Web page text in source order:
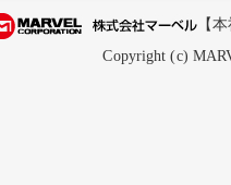
【
Copyright (c)